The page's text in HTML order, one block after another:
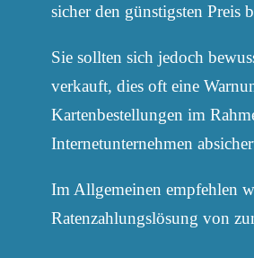
sicher den günstigsten Preis
Sie sollten sich jedoch
verkauft, dies oft eine
Kartenbestellungen im
Internetunternehmen
Im Allgemeinen empfehlen
Ratenzahlungslösung von